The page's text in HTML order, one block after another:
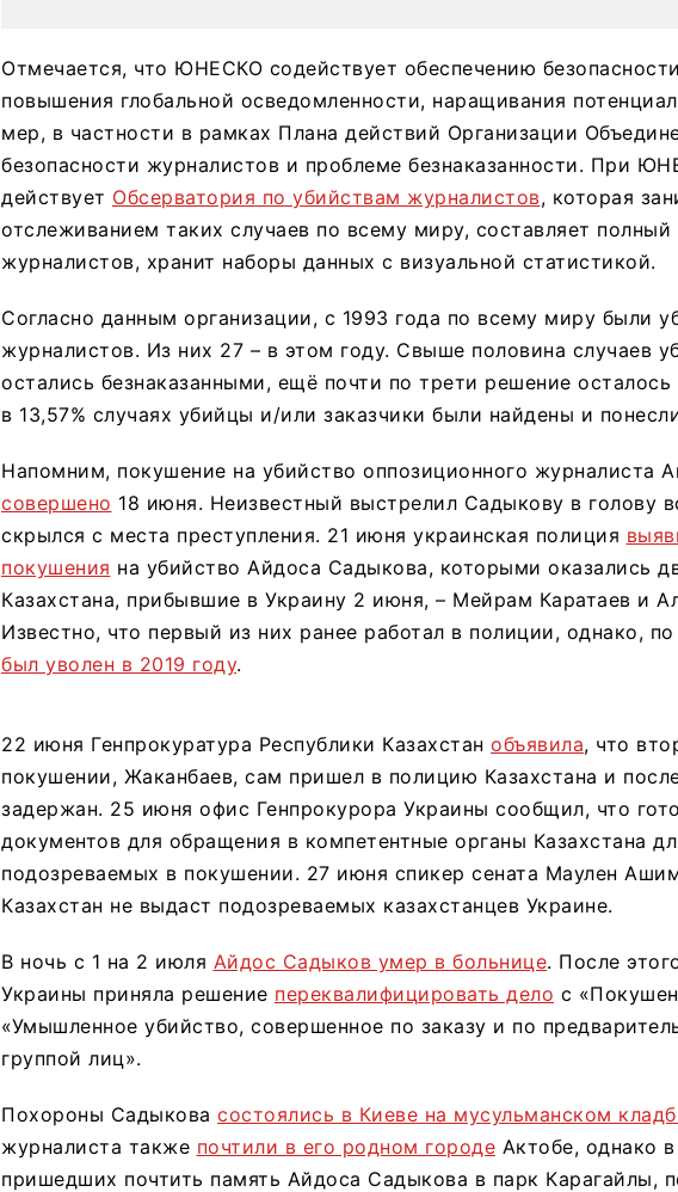
Отмечается, что ЮНЕСКО содействует обеспечению
повышения глобальной осведомленности, наращивания
мер, в частности в рамках Плана действий Организации
безопасности журналистов и проблеме безнаказанности. При
действует Обсерватория по убийствам журналистов, которая
отслеживанием таких случаев по всему миру, составляет полный
журналистов, хранит наборы данных с визуальной статистикой.
Согласно данным организации, с 1993 года по всему миру были
журналистов. Из них 27 – в этом году. Свыше половина случаев
остались безнаказанными, ещё почти по трети решение
в 13,57% случаях убийцы и/или заказчики были найдены и
Напомним, покушение на убийство оппозиционного журналиста
совершено 18 июня. Неизвестный выстрелил Садыкову в голову
скрылся с места преступления. 21 июня украинская полиция
покушения на убийство Айдоса Садыкова, которыми оказались
Казахстана, прибывшие в Украину 2 июня, – Мейрам Каратаев и
Известно, что первый из них ранее работал в полиции, однако,
был уволен в 2019 году.
22 июня Генпрокуратура Республики Казахстан объявила, что
покушении, Жаканбаев, сам пришел в полицию Казахстана и
задержан. 25 июня офис Генпрокурора Украины сообщил, что
документов для обращения в компетентные органы Казахстана
подозреваемых в покушении. 27 июня спикер сената Маулен
Казахстан не выдаст подозреваемых казахстанцев Украине.
В ночь с 1 на 2 июля Айдос Садыков умер в больнице. После
Украины приняла решение переквалифицировать дело с
«Умышленное убийство, совершенное по заказу и по
группой лиц».
Похороны Садыкова состоялись в Киеве на мусульманском
журналиста также почтили в его родном городе Актобе, однако
пришедших почтить память Айдоса Садыкова в парк Карагайлы,